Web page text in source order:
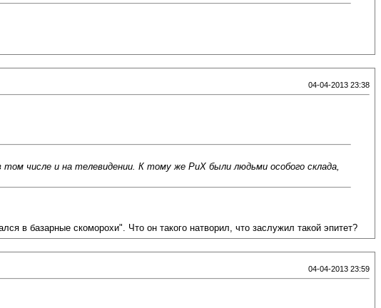
04-04-2013 23:38
числе и на телевидении. К тому же РиХ были людьми особого склада,
в базарные скоморохи". Что он такого натворил, что заслужил такой эпитет?
04-04-2013 23:59